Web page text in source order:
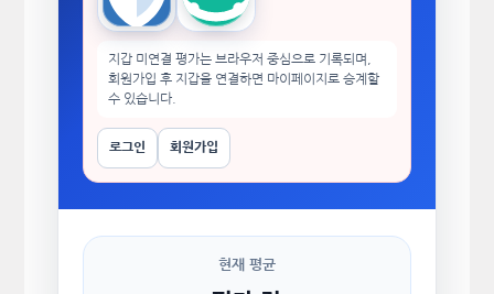
지갑 미연결 평가는 브라우저 중심으로 기록되며,
회원가입 후 지갑을 연결하면 마이페이지로 승계할
수 있습니다.
로그인 회원가입
현재 평균